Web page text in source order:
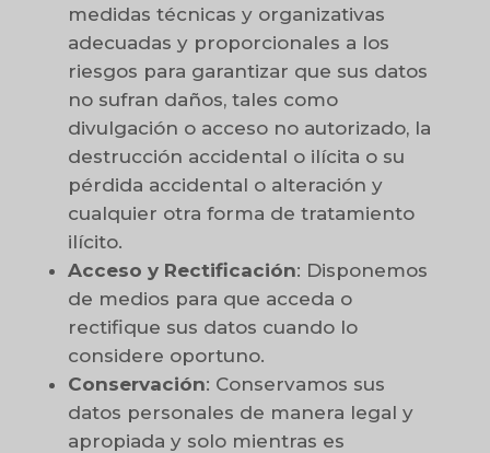
medidas técnicas y organizativas
adecuadas y proporcionales a los
riesgos para garantizar que sus datos
no sufran daños, tales como
divulgación o acceso no autorizado, la
destrucción accidental o ilícita o su
pérdida accidental o alteración y
cualquier otra forma de tratamiento
ilícito.
Acceso y Rectificación: Disponemos
de medios para que acceda o
rectifique sus datos cuando lo
considere oportuno.
Conservación: Conservamos sus
datos personales de manera legal y
apropiada y solo mientras es